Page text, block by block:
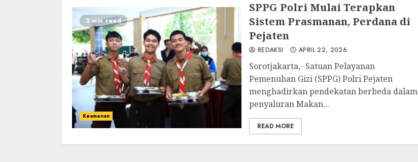
3 min read
Keamanan
SPPG Polri Mulai Terapkan
Sistem Prasmanan, Perdana di
Pejaten
REDAKSI APRIL 22, 2026
Sorotjakarta,- Satuan Pelayanan
Pemenuhan Gizi (SPPG) Polri Pejaten
menghadirkan pendekatan berbeda dalam
penyaluran Makan...
READ MORE